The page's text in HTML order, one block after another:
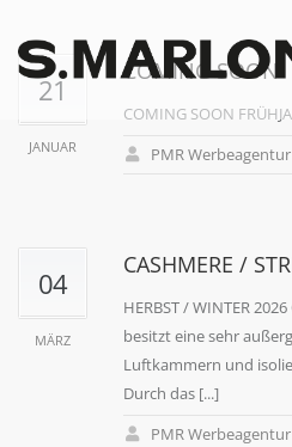
21
JANUAR
COMING SOON
COMING SOON
PMR Werbeagentur
04
MÄRZ
CASHMERE /
HERBST / WINTER
besitzt eine sehr
Luftkammern und
Durch das [...]
PMR Werbeagentur